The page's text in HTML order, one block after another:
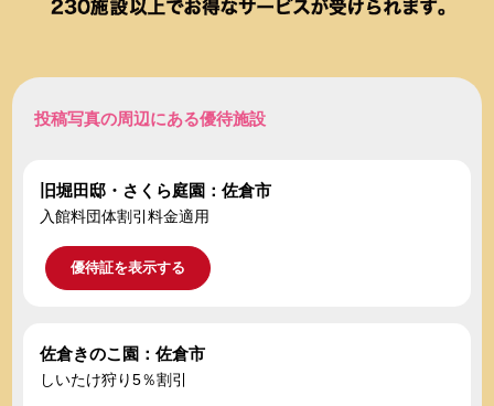
投稿写真の周辺にある優待施設
旧堀田邸・さくら庭園：佐倉市
入館料団体割引料金適用
優待証を表示する
佐倉きのこ園：佐倉市
しいたけ狩り5％割引